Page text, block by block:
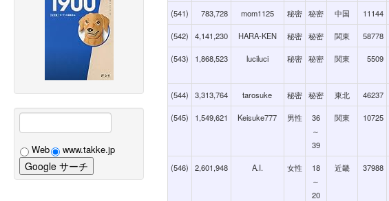
Web www.takke.jp
(541) 783,728 mom1125 秘密 秘密 中国 11144
(542) 4,141,230 HARA-KEN 秘密 秘密 関東 58778
(543) 1,868,523 luciluci 秘密 秘密 関東 5509
(544) 3,313,764 tarosuke 秘密 秘密 東北 46237
(545) 1,549,621 Keisuke777 男性
36
～
39
関東 10725
(546) 2,601,948 A.I. 女性
18
～
20
近畿 37988